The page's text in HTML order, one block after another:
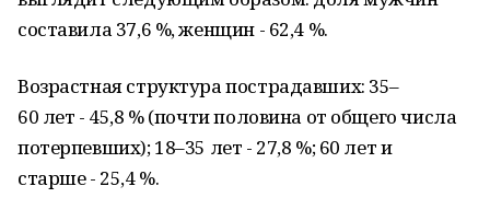
составила 37,6 %, женщин - 62,4 %.
Возрастная структура пострадавших: 35–
60 лет - 45,8 % (почти половина от общего числа
потерпевших); 18–35 лет - 27,8 %; 60 лет и
старше - 25,4 %.